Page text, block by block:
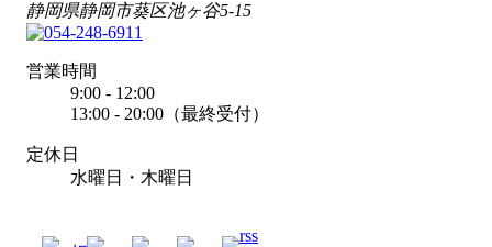
静岡県静岡市葵区池ヶ谷5-15
営業時間
9:00 - 12:00
13:00 - 20:00（最終受付）
定休日
水曜日・木曜日